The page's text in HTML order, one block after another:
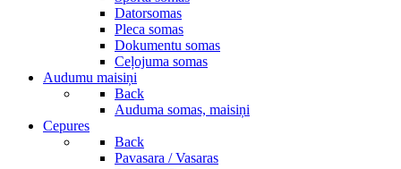
Datorsomas
Pleca somas
Dokumentu somas
Ceļojuma somas
Audumu maisiņi
Back
Auduma somas, maisiņi
Cepures
Back
Pavasara / Vasaras